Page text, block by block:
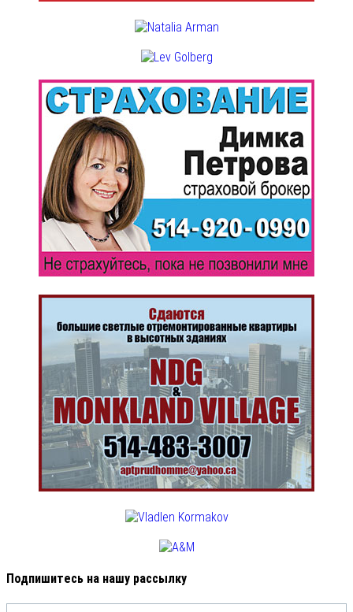
Подпишитесь на нашу рассылку